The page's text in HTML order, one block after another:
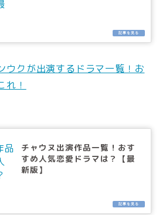
ウクが出演するドラマ一覧！お
れ！
チャウヌ出演作品一覧！おす
すめ人気恋愛ドラマは？【最
新版】